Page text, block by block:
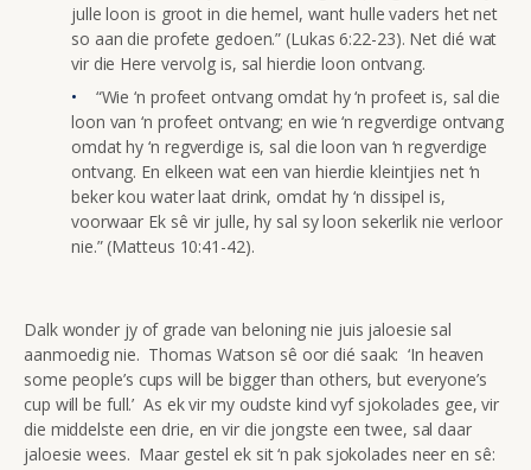
julle loon is groot in die hemel, want hulle vaders het net
so aan die profete gedoen.” (Lukas 6:22-23). Net dié wat
vir die Here vervolg is, sal hierdie loon ontvang.
“Wie ‘n profeet ontvang omdat hy ‘n profeet is, sal die
loon van ‘n profeet ontvang; en wie ‘n regverdige ontvang
omdat hy ‘n regverdige is, sal die loon van ‘n regverdige
ontvang. En elkeen wat een van hierdie kleintjies net ‘n
beker kou water laat drink, omdat hy ‘n dissipel is,
voorwaar Ek sê vir julle, hy sal sy loon sekerlik nie verloor
nie.” (Matteus 10:41-42).
Dalk wonder jy of grade van beloning nie juis jaloesie sal
aanmoedig nie. Thomas Watson sê oor dié saak: ‘In heaven
some people’s cups will be bigger than others, but everyone’s
cup will be full.’ As ek vir my oudste kind vyf sjokolades gee, vir
die middelste een drie, en vir die jongste een twee, sal daar
jaloesie wees. Maar gestel ek sit ‘n pak sjokolades neer en sê: